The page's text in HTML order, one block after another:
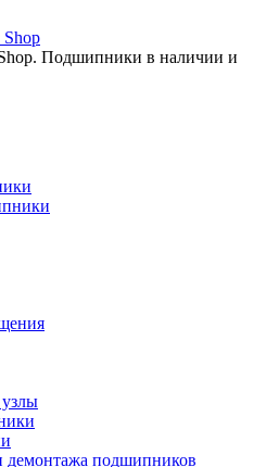
Подшипники в наличии и
демонтажа подшипников